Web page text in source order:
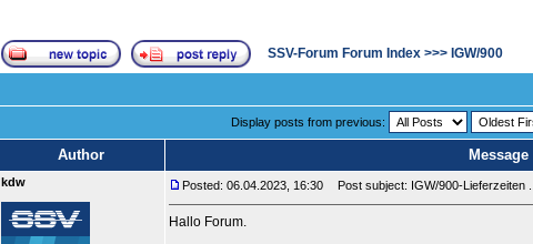
SSV-Forum Forum Index >>> IGW/900
Display posts from previous:
Author Message
kdw Posted: 06.04.2023, 16:30 Post subject: IGW/900-Lieferzeiten ...
Hallo Forum.